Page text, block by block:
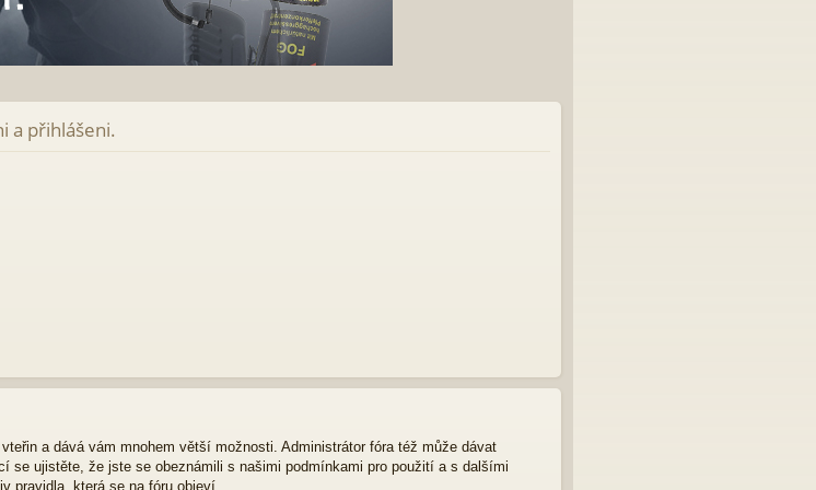
a přihlášeni.
a dává vám mnohem větší možnosti. Administrátor fóra též může dávat
se ujistěte, že jste se obeznámili s našimi podmínkami pro použití a s dalšími
pravidla, která se na fóru objeví.